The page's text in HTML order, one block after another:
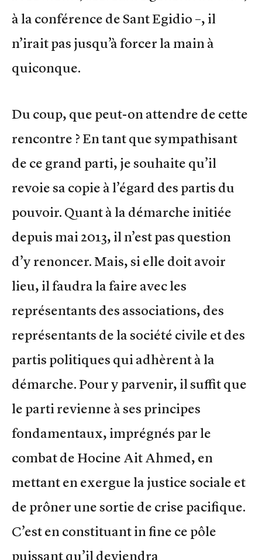
à la conférence de Sant Egidio –, il
n’irait pas jusqu’à forcer la main à
quiconque.
Du coup, que peut-on attendre de cette
rencontre ? En tant que sympathisant
de ce grand parti, je souhaite qu’il
revoie sa copie à l’égard des partis du
pouvoir. Quant à la démarche initiée
depuis mai 2013, il n’est pas question
d’y renoncer. Mais, si elle doit avoir
lieu, il faudra la faire avec les
représentants des associations, des
représentants de la société civile et des
partis politiques qui adhèrent à la
démarche. Pour y parvenir, il suffit que
le parti revienne à ses principes
fondamentaux, imprégnés par le
combat de Hocine Ait Ahmed, en
mettant en exergue la justice sociale et
de prôner une sortie de crise pacifique.
C’est en constituant in fine ce pôle
puissant qu’il deviendra